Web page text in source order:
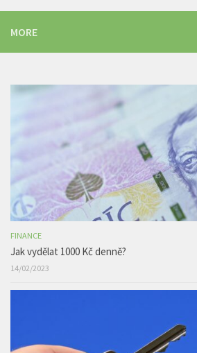
MORE
FINANCE
Jak vydělat 1000 Kč denně?
14/02/2023